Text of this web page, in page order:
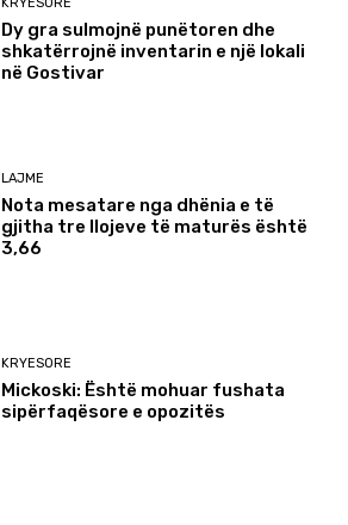
KRYESORE
Dy gra sulmojnë punëtoren dhe
shkatërrojnë inventarin e një lokali
në Gostivar
LAJME
Nota mesatare nga dhënia e të
gjitha tre llojeve të maturës është
3,66
KRYESORE
Mickoski: Është mohuar fushata
sipërfaqësore e opozitës